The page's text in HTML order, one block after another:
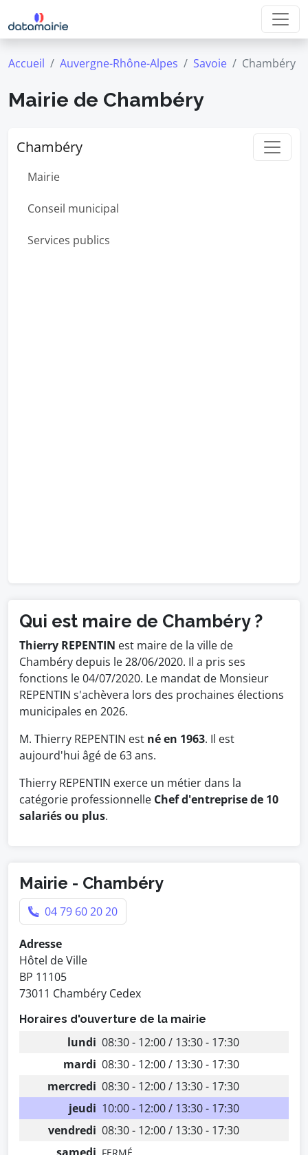
Accueil Auvergne-Rhône-Alpes Savoie Chambéry
Mairie de Chambéry
Chambéry
Mairie
Conseil municipal
Services publics
Qui est maire de Chambéry ?
Thierry REPENTIN est maire de la ville de
Chambéry depuis le 28/06/2020. Il a pris ses
fonctions le 04/07/2020. Le mandat de Monsieur
REPENTIN s'achèvera lors des prochaines élections
municipales en 2026.
M. Thierry REPENTIN est né en 1963. Il est
aujourd'hui âgé de 63 ans.
Thierry REPENTIN exerce un métier dans la
catégorie professionnelle Chef d'entreprise de 10
salariés ou plus.
Mairie - Chambéry
04 79 60 20 20
Adresse
Hôtel de Ville
BP 11105
73011 Chambéry Cedex
Horaires d'ouverture de la mairie
lundi 08:30 - 12:00 / 13:30 - 17:30
mardi 08:30 - 12:00 / 13:30 - 17:30
mercredi 08:30 - 12:00 / 13:30 - 17:30
jeudi 10:00 - 12:00 / 13:30 - 17:30
vendredi 08:30 - 12:00 / 13:30 - 17:30